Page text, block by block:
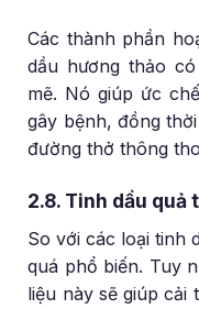
Các thành phần
dầu hương thảo
mẽ. Nó giúp ức
gây bệnh, đồng
đường thở thông
2.8. Tinh dầu quả
So với các loại tinh
quá phổ biến. Tuy
liệu này sẽ giúp cải